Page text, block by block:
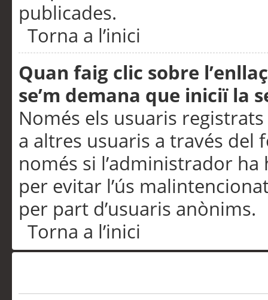
publicades.
Torna a l’inici
Quan faig clic sobre
se’m demana que iniciï la
Només els usuaris
a altres usuaris a través
només si l’administrador
per evitar l’ús
per part d’usuaris anònims.
Torna a l’inici